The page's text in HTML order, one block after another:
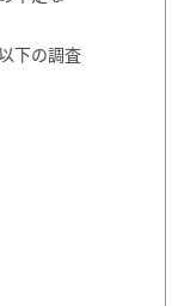
下の調査